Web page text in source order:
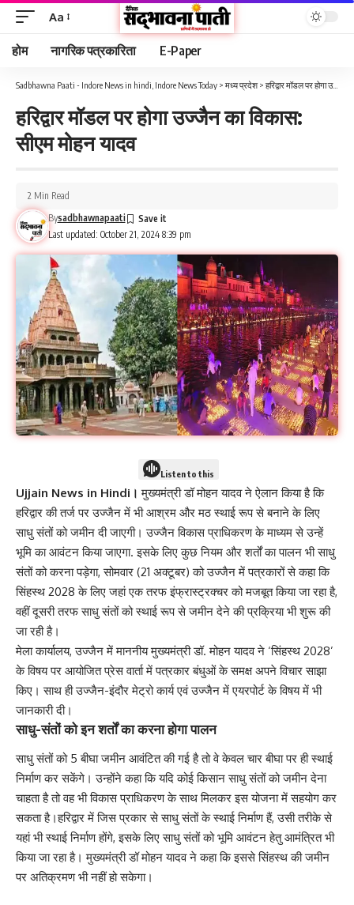
Aa
होम नागरिक पत्रकारिता E-Paper
Sadbhawna Paati - Indore News in hindi, Indore News Today > मध्य प्रदेश> हरिद्वार मॉडल पर होगा उज्जैन का विकास: सीएम मोहन यादव
हरिद्वार मॉडल पर होगा उज्जैन का विकास:
सीएम मोहन यादव
Last updated: October 21, 2024 8:39 pm
Bysadbhawnapaati
2 Min Read
Listen to this
Ujjain News in Hindi। मुख्यमंत्री डॉ मोहन यादव ने ऐलान किया है कि
हरिद्वार की तर्ज पर उज्जैन में भी आश्रम और मठ स्थाई रूप से बनाने के लिए
साधु संतों को जमीन दी जाएगी। उज्जैन विकास प्राधिकरण के माध्यम से उन्हें
भूमि का आवंटन किया जाएगा. इसके लिए कुछ नियम और शर्तों का पालन भी साधु
संतों को करना पड़ेगा, सोमवार (21 अक्टूबर) को उज्जैन में पत्रकारों से कहा कि
सिंहस्थ 2028 के लिए जहां एक तरफ इंफ्रास्ट्रक्चर को मजबूत किया जा रहा है,
वहीं दूसरी तरफ साधु संतों को स्थाई रूप से जमीन देने की प्रक्रिया भी शुरू की
जा रही है।
मेला कार्यालय, उज्जैन में माननीय मुख्यमंत्री डॉ. मोहन यादव ने ‘सिंहस्थ 2028’
के विषय पर आयोजित प्रेस वार्ता में पत्रकार बंधुओं के समक्ष अपने विचार साझा
किए। साथ ही उज्जैन-इंदौर मेट्रो कार्य एवं उज्जैन में एयरपोर्ट के विषय में भी
जानकारी दी।
साधु-संतों को इन शर्तों का करना होगा पालन
साधु संतों को 5 बीघा जमीन आवंटित की गई है तो वे केवल चार बीघा पर ही स्थाई
निर्माण कर सकेंगे। उन्होंने कहा कि यदि कोई किसान साधु संतों को जमीन देना
चाहता है तो वह भी विकास प्राधिकरण के साथ मिलकर इस योजना में सहयोग कर
सकता है।हरिद्वार में जिस प्रकार से साधु संतों के स्थाई निर्माण हैं, उसी तरीके से
यहां भी स्थाई निर्माण होंगे, इसके लिए साधु संतों को भूमि आवंटन हेतु आमंत्रित भी
किया जा रहा है। मुख्यमंत्री डॉ मोहन यादव ने कहा कि इससे सिंहस्थ की जमीन
पर अतिक्रमण भी नहीं हो सकेगा।